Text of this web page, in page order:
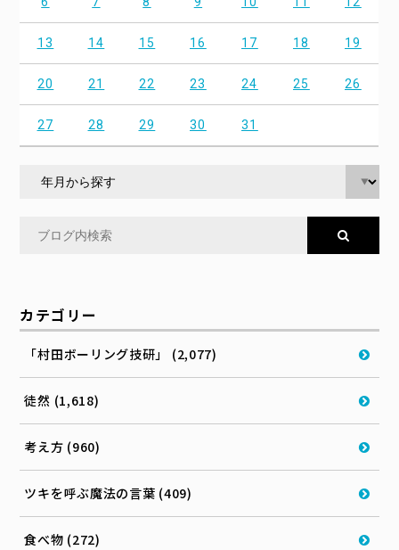
13 14 15 16 17 18 19
20 21 22 23 24 25 26
27 28 29 30 31
カテゴリー
「村田ボーリング技研」 (2,077)
徒然 (1,618)
考え方 (960)
ツキを呼ぶ魔法の言葉 (409)
食べ物 (272)